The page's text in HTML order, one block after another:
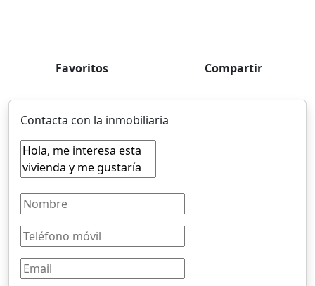
Favoritos Compartir
Contacta con la inmobiliaria